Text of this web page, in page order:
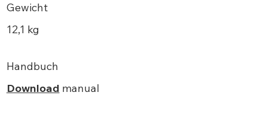
Gewicht
12,1 kg
Handbuch
Download manual